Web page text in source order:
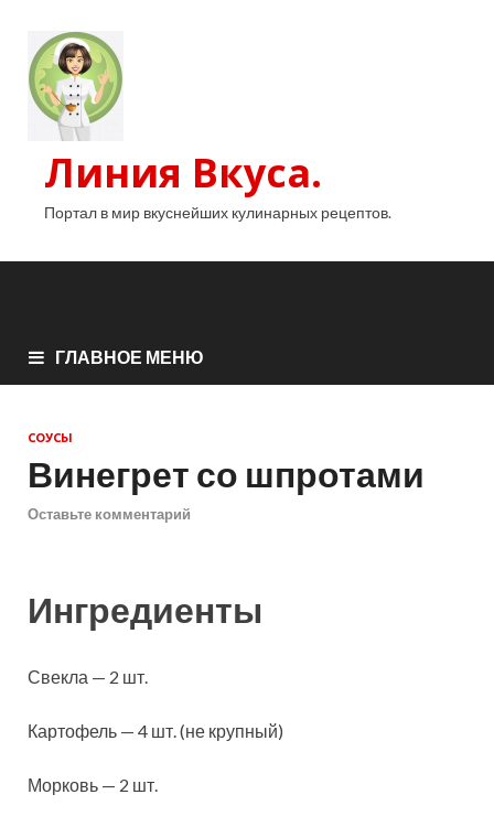
Линия Вкуса.
Портал в мир вкуснейших кулинарных рецептов.
ГЛАВНОЕ МЕНЮ
СОУСЫ
Винегрет со шпротами
Оставьте комментарий
Ингредиенты
Свекла — 2 шт.
Картофель — 4 шт. (не крупный)
Морковь — 2 шт.